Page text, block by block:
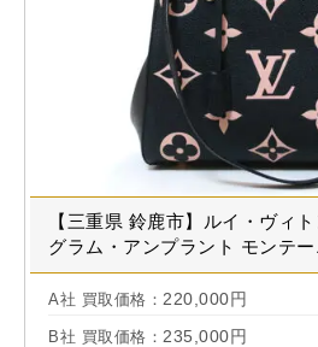
【三重県 鈴鹿市】ルイ・ヴィ
グラム・アンプラント モンテ
ベージュ M45499 買取実績
A社 買取価格： 220,000円
B社 買取価格： 235,000円